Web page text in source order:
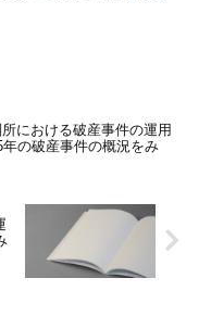
における破産事件の運用
の破産事件の概況をみ